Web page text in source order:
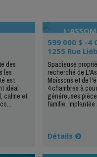
des
les
est
idéal
calme et
599 000 $ -4
1255 Rue
Spacieuse
recherché de
Moissons et de
4 chambres à
généreuses
famille. Implantée
Détails